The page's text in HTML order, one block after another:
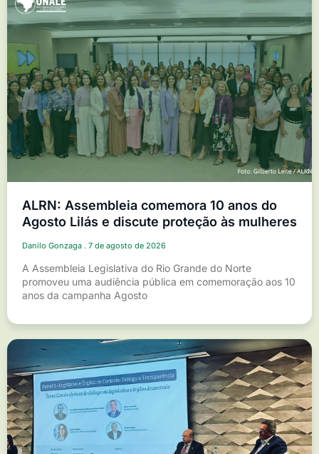
ALRN: Assembleia comemora 10 anos do
Agosto Lilás e discute proteção às mulheres
Danilo Gonzaga 7 de agosto de 2026
A Assembleia Legislativa do Rio Grande do Norte
promoveu uma audiência pública em comemoração aos 10
anos da campanha Agosto